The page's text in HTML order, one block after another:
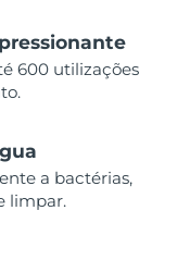
600 utilizações
a bactérias,
limpar.